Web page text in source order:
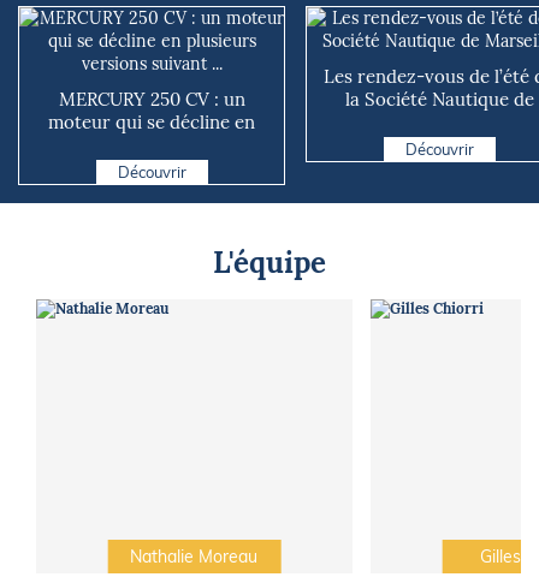
MERCURY 250 CV : un
moteur qui se décline en
Découvrir
Les rendez-vous de l’été
la Société Nautique de
Découvrir
L'équipe
Nathalie Moreau Gilles